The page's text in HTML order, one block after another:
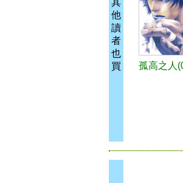
其
他
讀
者
也
買
孤高之人